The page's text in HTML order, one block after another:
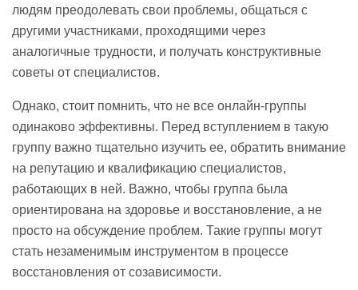
людям преодолевать свои проблемы, общаться с
другими участниками, проходящими через
аналогичные трудности, и получать конструктивные
советы от специалистов.
Однако, стоит помнить, что не все онлайн-группы
одинаково эффективны. Перед вступлением в такую
группу важно тщательно изучить ее, обратить внимание
на репутацию и квалификацию специалистов,
работающих в ней. Важно, чтобы группа была
ориентирована на здоровье и восстановление, а не
просто на обсуждение проблем. Такие группы могут
стать незаменимым инструментом в процессе
восстановления от созависимости.